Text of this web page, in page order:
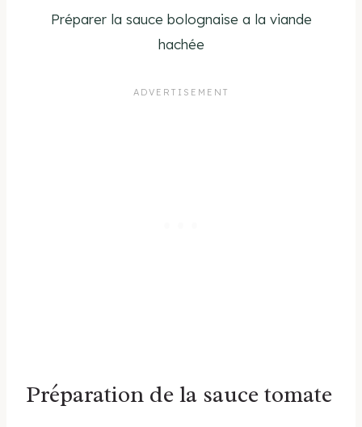
Préparer la sauce bolognaise a la viande
hachée
Préparation de la sauce tomate